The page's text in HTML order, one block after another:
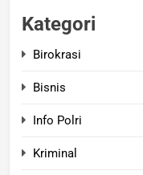
Kategori
Birokrasi
Bisnis
Info Polri
Kriminal